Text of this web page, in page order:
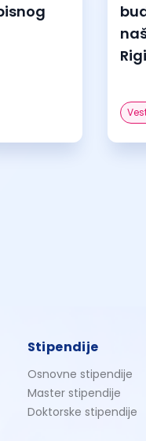
Rigi
Stipendije
Osnovne stipendije
Master stipendije
Doktorske stipendije